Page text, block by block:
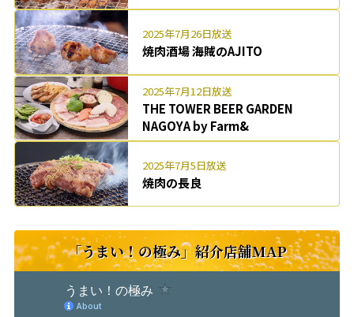
2025年7月26日放送
焼肉酒場 海賊のAJITO
2025年7月12日放送
THE TOWER BEER GARDEN
NAGOYA by Farm&
2025年7月5日放送
焼肉の長良
「うまい！の極み」紹介店舗MAP